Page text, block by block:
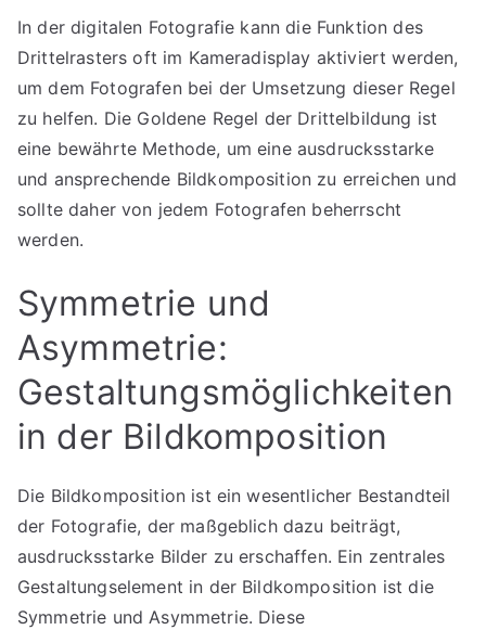
In der digitalen Fotografie kann die Funktion des
Drittelrasters oft im Kameradisplay aktiviert werden,
um dem Fotografen bei der Umsetzung dieser Regel
zu helfen. Die Goldene Regel der Drittelbildung ist
eine bewährte Methode, um eine ausdrucksstarke
und ansprechende Bildkomposition zu erreichen und
sollte daher von jedem Fotografen beherrscht
werden.
Symmetrie und
Asymmetrie:
Gestaltungsmöglichkeiten
in der Bildkomposition
Die Bildkomposition ist ein wesentlicher Bestandteil
der Fotografie, der maßgeblich dazu beiträgt,
ausdrucksstarke Bilder zu erschaffen. Ein zentrales
Gestaltungselement in der Bildkomposition ist die
Symmetrie und Asymmetrie. Diese